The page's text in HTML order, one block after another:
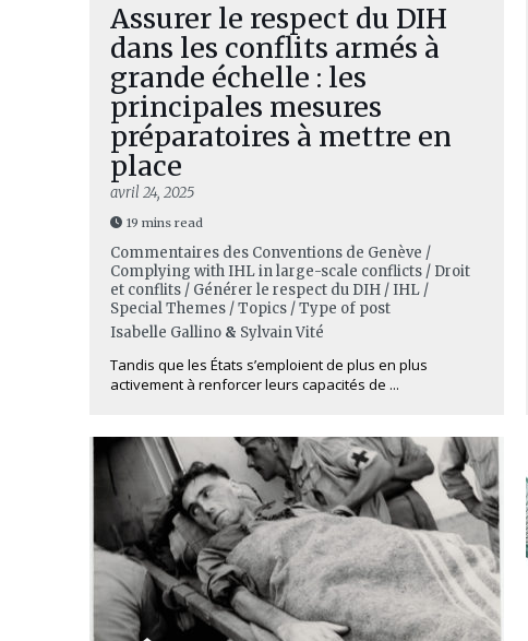
Assurer le respect du DIH
dans les conflits armés à
grande échelle : les
principales mesures
préparatoires à mettre en
place
avril 24, 2025
19 mins read
Commentaires des Conventions de Genève /
Complying with IHL in large-scale conflicts / Droit
et conflits / Générer le respect du DIH / IHL /
Special Themes / Topics / Type of post
Isabelle Gallino & Sylvain Vité
Tandis que les États s’emploient de plus en plus
activement à renforcer leurs capacités de ...